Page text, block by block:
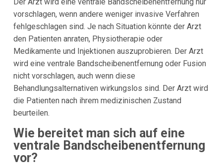
Der Arzt wird eine ventrale Bandscheibenentfernung nur
vorschlagen, wenn andere weniger invasive Verfahren
fehlgeschlagen sind. Je nach Situation könnte der Arzt
den Patienten anraten, Physiotherapie oder
Medikamente und Injektionen auszuprobieren. Der Arzt
wird eine ventrale Bandscheibenentfernung oder Fusion
nicht vorschlagen, auch wenn diese
Behandlungsalternativen wirkungslos sind. Der Arzt wird
die Patienten nach ihrem medizinischen Zustand
beurteilen.
Wie bereitet man sich auf eine
ventrale Bandscheibenentfernung
vor?